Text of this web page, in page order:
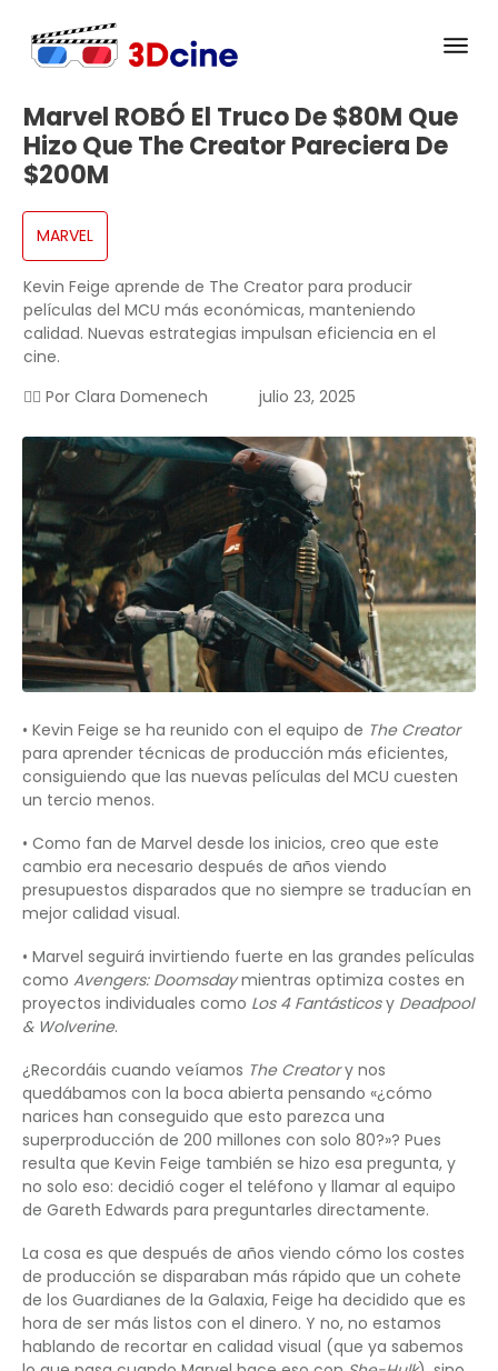
Marvel ROBÓ El Truco De $80M Que
Hizo Que The Creator Pareciera De
$200M
MARVEL
Kevin Feige aprende de The Creator para producir
películas del MCU más económicas, manteniendo
calidad. Nuevas estrategias impulsan eficiencia en el
cine.
✍🏻 Por Clara Domenech julio 23, 2025
• Kevin Feige se ha reunido con el equipo de The Creator
para aprender técnicas de producción más eficientes,
consiguiendo que las nuevas películas del MCU cuesten
un tercio menos.
• Como fan de Marvel desde los inicios, creo que este
cambio era necesario después de años viendo
presupuestos disparados que no siempre se traducían en
mejor calidad visual.
• Marvel seguirá invirtiendo fuerte en las grandes películas
como Avengers: Doomsdaymientras optimiza costes en
proyectos individuales como Los 4 Fantásticosy Deadpool
& Wolverine.
¿Recordáis cuando veíamos The Creatory nos
quedábamos con la boca abierta pensando «¿cómo
narices han conseguido que esto parezca una
superproducción de 200 millones con solo 80?»? Pues
resulta que Kevin Feige también se hizo esa pregunta, y
no solo eso: decidió coger el teléfono y llamar al equipo
de Gareth Edwards para preguntarles directamente.
La cosa es que después de años viendo cómo los costes
de producción se disparaban más rápido que un cohete
de los Guardianes de la Galaxia, Feige ha decidido que es
hora de ser más listos con el dinero. Y no, no estamos
hablando de recortar en calidad visual (que ya sabemos